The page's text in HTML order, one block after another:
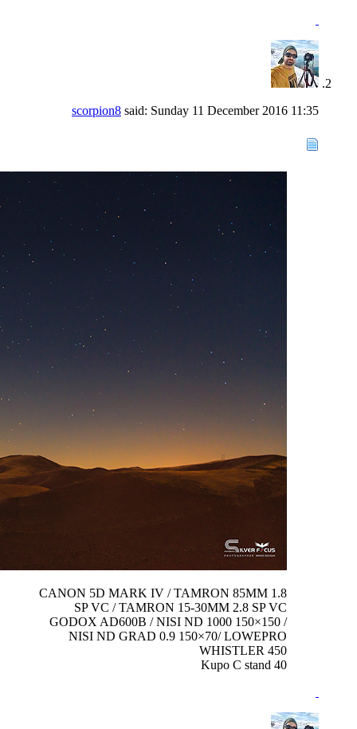
scorpion8 said: Sunday 11 December 2016 11:35
CANON 5D MARK IV / TAMRON 85MM 1.8
SP VC / TAMRON 15-30MM 2.8 SP VC
GODOX AD600B / NISI ND 1000 150×150 /
NISI ND GRAD 0.9 150×70/ LOWEPRO
WHISTLER 450
Kupo C stand 40